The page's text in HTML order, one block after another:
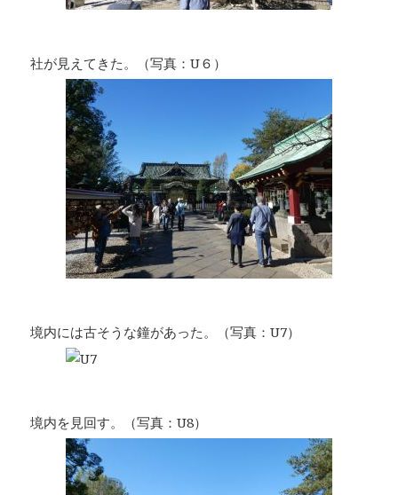
社が見えてきた。（写真：U６）
境内には古そうな鐘があった。（写真：U7）
境内を見回す。（写真：U8）